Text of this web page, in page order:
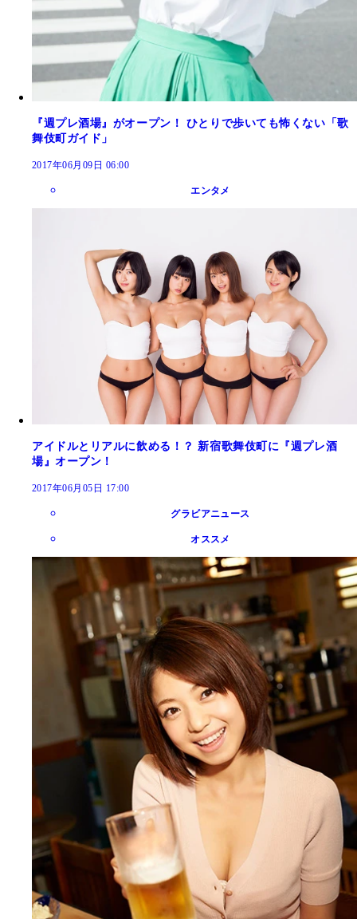
『週プレ酒場』がオープン！ ひとりで歩いても怖くない「歌
舞伎町ガイド」
2017年06月09日 06:00
エンタメ
アイドルとリアルに飲める！？ 新宿歌舞伎町に『週プレ酒
場』オープン！
2017年06月05日 17:00
グラビアニュース
オススメ